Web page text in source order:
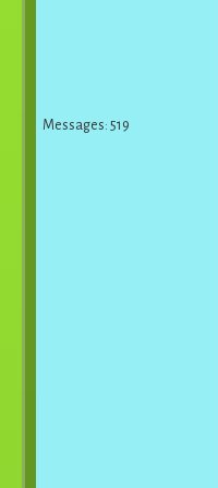
Messages: 519